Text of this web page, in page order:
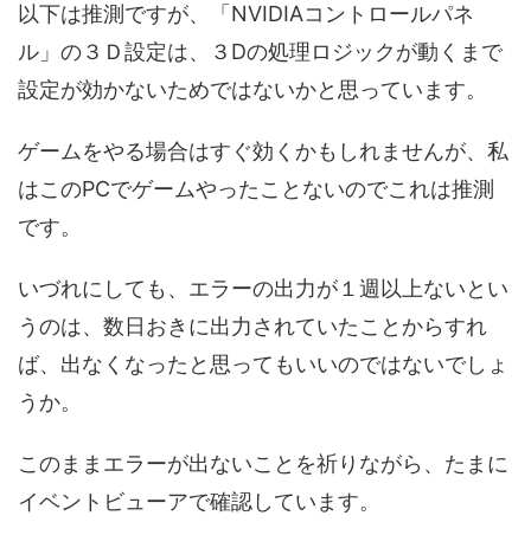
以下は推測ですが、「NVIDIAコントロールパネ
ル」の３Ｄ設定は、３Dの処理ロジックが動くまで
設定が効かないためではないかと思っています。
ゲームをやる場合はすぐ効くかもしれませんが、私
はこのPCでゲームやったことないのでこれは推測
です。
いづれにしても、エラーの出力が１週以上ないとい
うのは、数日おきに出力されていたことからすれ
ば、出なくなったと思ってもいいのではないでしょ
うか。
このままエラーが出ないことを祈りながら、たまに
イベントビューアで確認しています。